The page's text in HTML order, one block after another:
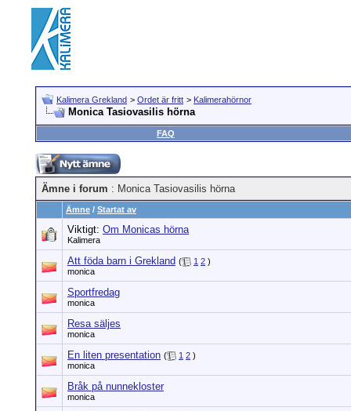
Kalimera Grekland > Ordet är fritt > Kalimerahörnor
Monica Tasiovasilis hörna
FAQ
Ämne i forum : Monica Tasiovasilis hörna
Ämne / Startat av
Viktigt: Om Monicas hörna
Kalimera
Att föda barn i Grekland ( 1 2 )
monica
Sportfredag
monica
Resa säljes
monica
En liten presentation ( 1 2 )
monica
Bråk på nunnekloster
monica